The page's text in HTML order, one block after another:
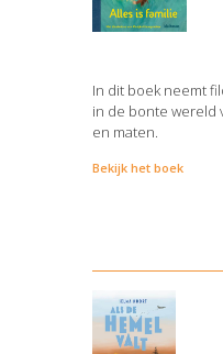
In dit boek neemt
in de bonte wereld
en maten.
Bekijk het boek